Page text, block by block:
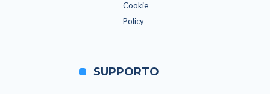
Cookie
Policy
SUPPORTO